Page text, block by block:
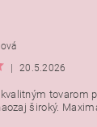
|
20.5.2026
tovarom
široký.